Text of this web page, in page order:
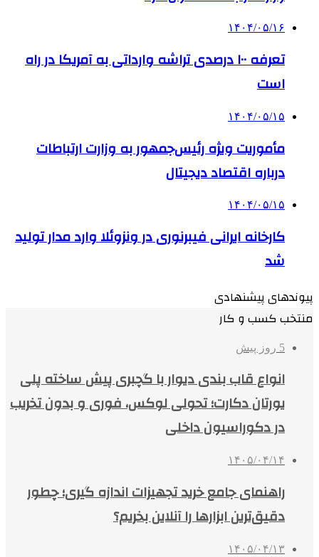
۱۴۰۴/۰۵/۱۶
تعرفه ۱۰۰ درصدی تراشه وارداتی به آمریکا در راه
است
۱۴۰۴/۰۵/۱۵
مأموریت ویژه رئیس‌جمهور به وزارت ارتباطات
درباره اقتصاد دیجیتال
۱۴۰۴/۰۵/۱۵
کارخانه ایرانی فیبرنوری در ونزوئلا وارد مدار تولید
شد
پیوندهای پیشنهادی
منتخب کسب و کار
5 روز پیش
انواع قاب بندی دیوار با گچبری پیش ساخته پلی
یورتان دکارت؛ تحولی لوکس، فوری و بدون تخریب
در دکوراسیون داخلی
۱۴۰۵/۰۴/۱۴
راهنمای جامع خرید تجهیزات اندازه گیری؛ چطور
دقیق‌ترین ابزارها را آنلاین بخریم؟
۱۴۰۵/۰۴/۱۳